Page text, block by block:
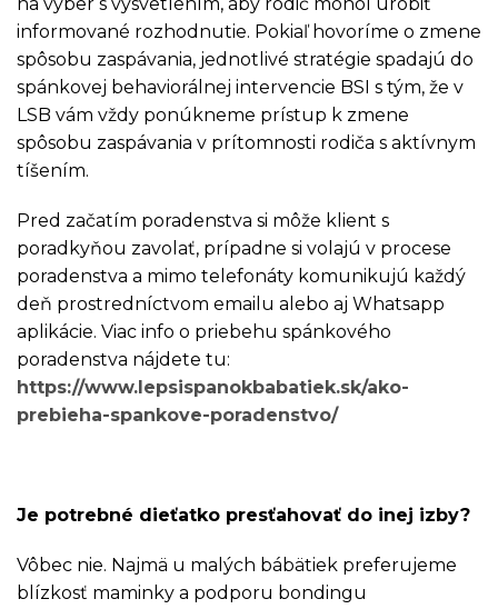
informované rozhodnutie. Pokiaľ hovoríme o zmene
spôsobu zaspávania, jednotlivé stratégie spadajú do
spánkovej behaviorálnej intervencie BSI s tým, že v
LSB vám vždy ponúkneme prístup k zmene
spôsobu zaspávania v prítomnosti rodiča s aktívnym
tíšením.
Pred začatím poradenstva si môže klient s
poradkyňou zavolať, prípadne si volajú v procese
poradenstva a mimo telefonáty komunikujú každý
deň prostredníctvom emailu alebo aj Whatsapp
aplikácie. Viac info o priebehu spánkového
poradenstva nájdete tu:
https://www.lepsispanokbabatiek.sk/ako-
prebieha-spankove-poradenstvo/
Je potrebné dieťatko presťahovať do inej izby?
Vôbec nie. Najmä u malých bábätiek preferujeme
blízkosť maminky a podporu bondingu